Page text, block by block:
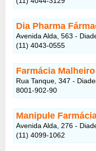
Dia Pharma
Avenida Alda, 563 -
(11) 4043-0555
Farmácia Malheiro
Rua Tanque, 347 -
8001-902-90
Manipule
Avenida Alda, 276 -
(11) 4099-1062